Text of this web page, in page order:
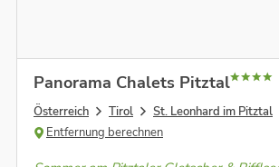
Panorama Chalets Pitztal
Österreich Tirol
St. Leonhard im Pitztal
Entfernung berechnen